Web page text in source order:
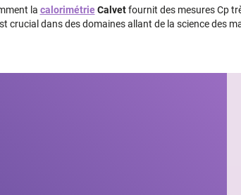
la calorimétrieCalvetfournit des mesures Cp
crucial dans des domaines allant de la science des